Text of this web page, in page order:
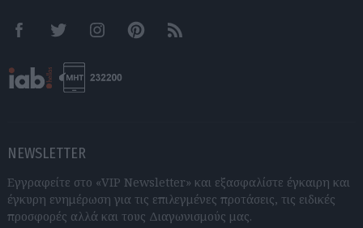
FacebookTwitter InstagramPinterestRSS feeds
NEWSLETTER
Εγγραφείτε στο «VIP Newsletter» και εξασφαλίστε έγκαιρη και
έγκυρη ενημέρωση για τις επιλεγμένες προτάσεις, τις ειδικές
προσφορές αλλά και τους Διαγωνισμούς μας.